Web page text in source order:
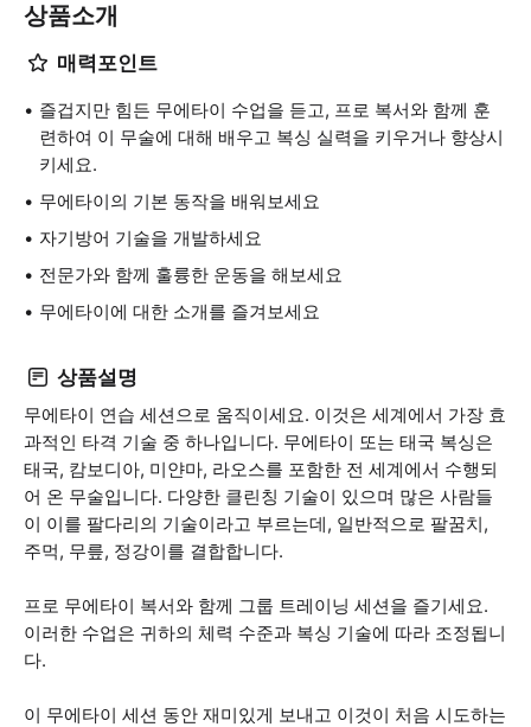
상품소개
매력포인트
즐겁지만 힘든 무에타이 수업을 듣고, 프로 복서와 함께 훈
련하여 이 무술에 대해 배우고 복싱 실력을 키우거나 향상시
키세요.
무에타이의 기본 동작을 배워보세요
자기방어 기술을 개발하세요
전문가와 함께 훌륭한 운동을 해보세요
무에타이에 대한 소개를 즐겨보세요
상품설명
무에타이 연습 세션으로 움직이세요. 이것은 세계에서 가장 효
과적인 타격 기술 중 하나입니다. 무에타이 또는 태국 복싱은
태국, 캄보디아, 미얀마, 라오스를 포함한 전 세계에서 수행되
어 온 무술입니다. 다양한 클린칭 기술이 있으며 많은 사람들
이 이를 팔다리의 기술이라고 부르는데, 일반적으로 팔꿈치,
주먹, 무릎, 정강이를 결합합니다.
프로 무에타이 복서와 함께 그룹 트레이닝 세션을 즐기세요.
이러한 수업은 귀하의 체력 수준과 복싱 기술에 따라 조정됩니
다.
이 무에타이 세션 동안 재미있게 보내고 이것이 처음 시도하는